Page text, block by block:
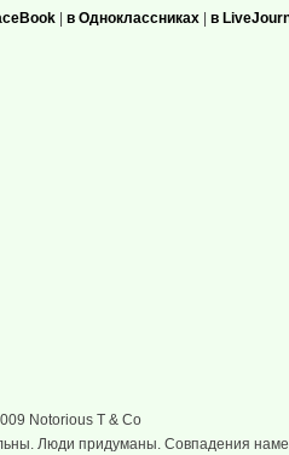
| в Одноклассниках | в
Notorious T & Co
Люди придуманы. Совпадения